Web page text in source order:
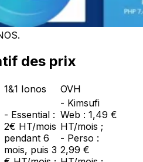
des prix
1&1 Ionos OVH
- Essential :
2€ HT/mois
pendant 6
mois, puis 3
- Kimsufi
Web : 1,49 €
HT/mois ;
- Perso :
2,99 €